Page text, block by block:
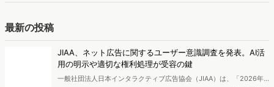
ポートとなっています。※本レポートは記事のフォームから無料でダ
ウンロードできます。
最新の投稿
JIAA、ネット広告に関するユーザー意識調査を発表。AI活
用の明示や適切な権利処理が受容の鍵
一般社団法人日本インタラクティブ広告協会（JIAA）は、「2026年